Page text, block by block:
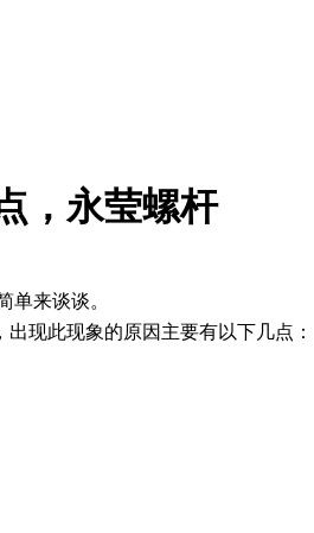
，永莹螺杆
单来谈谈。
现此现象的原因主要有以下几点：